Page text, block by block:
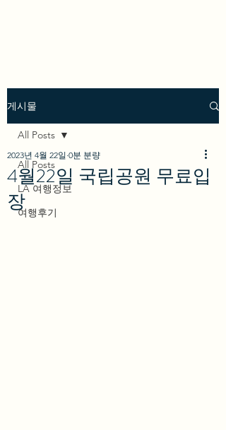
게시물
All Posts
LA 여행정보
여행후기
All Posts
4월22일 국립공원 무료입
장
2023년 4월 22일 0분 분량